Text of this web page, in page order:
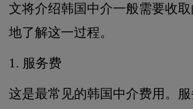
文将介绍韩国中介一般需要收
地了解这一过程。
1. 服务费
这是最常见的韩国中介费用。